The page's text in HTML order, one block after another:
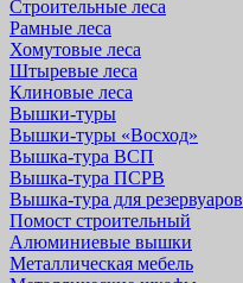
Строительные леса
Рамные леса
Хомутовые леса
Штыревые леса
Клиновые леса
Вышки-туры
Вышки-туры «Восход»
Вышка-тура ВСП
Вышка-тура ПСРВ
Вышка-тура для резервуаров
Помост строительный
Алюминиевые вышки
Металлическая мебель